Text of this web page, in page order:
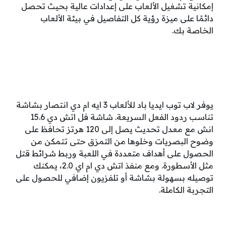
إمكانية تشغيل الألعاب على إعدادات عالية بحيث تحصل
دائمًا على ميزة رؤية كل التفاصيل في بيئة الألعاب
الخاصة بك.
يوفر لاب توب ايديا باد للألعاب 3 ايه ام دي انتصار بشاشة
تناسب ردود الفعل السريعة. شاشة فل اتش دي 15.6
انش مع معدل تحديث يصل إلى 120 هرتز تحافظ على
وضوح البصريات وخلوها من التمزق حتى تتمكن من
الحصول على أهداف متعددة في اللعبة وربط شرائط قتل
مثل الأسطورة. ومع منفذ اتش دي ام اي 2.0، يمكنك
توصيله بسهولة بشاشة أو تلفزيون إضافي للحصول على
التجربة الكاملة.